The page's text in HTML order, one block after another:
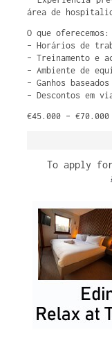
área de
O que oferecemos:
– Horários de
– Treinamento e
– Ambiente de
– Ganhos baseados
– Descontos em
€45.000 –
To apply